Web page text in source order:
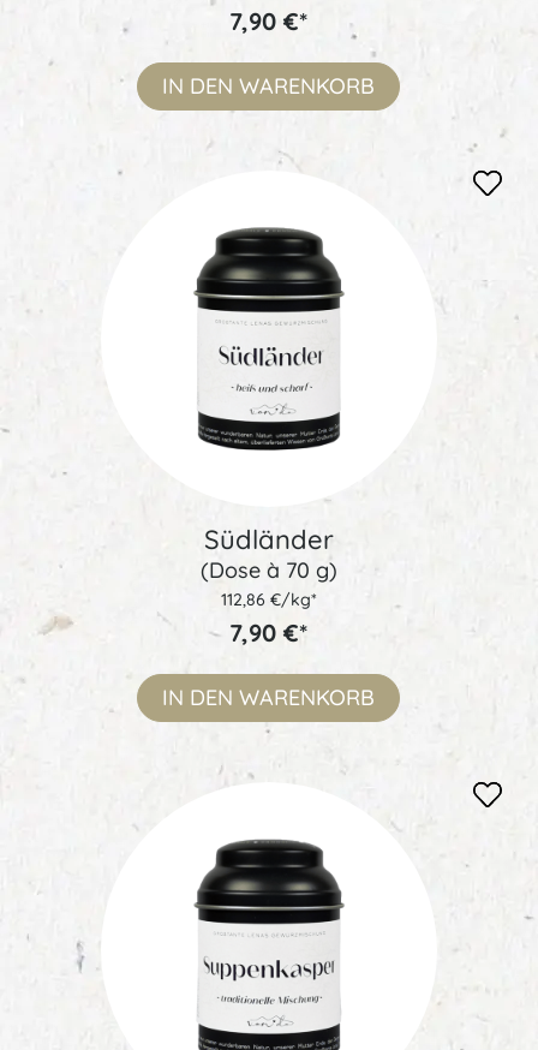
7,90 €*
IN DEN WARENKORB
Südländer
(Dose à 70 g)
112,86 €/kg*
7,90 €*
IN DEN WARENKORB